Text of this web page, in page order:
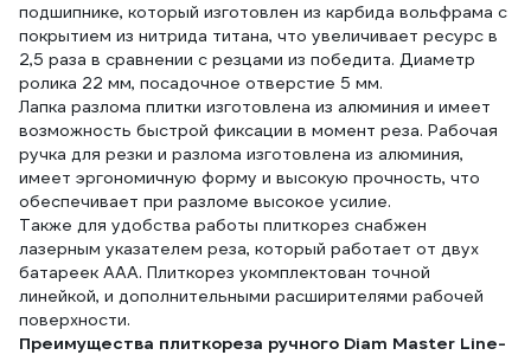
подшипнике, который изготовлен из карбида вольфрама с
покрытием из нитрида титана, что увеличивает ресурс в
2,5 раза в сравнении с резцами из победита. Диаметр
ролика 22 мм, посадочное отверстие 5 мм.
Лапка разлома плитки изготовлена из алюминия и имеет
возможность быстрой фиксации в момент реза. Рабочая
ручка для резки и разлома изготовлена из алюминия,
имеет эргономичную форму и высокую прочность, что
обеспечивает при разломе высокое усилие.
Также для удобства работы плиткорез снабжен
лазерным указателем реза, который работает от двух
батареек ААА. Плиткорез укомплектован точной
линейкой, и дополнительными расширителями рабочей
поверхности.
Преимущества плиткореза ручного Diam Master Line-